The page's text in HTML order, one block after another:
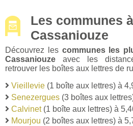
Les communes
Cassaniouze
Découvrez les communes les
Cassaniouze avec les
retrouver les boîtes aux lettres de
Vieillevie (1 boîte aux lettres) à
Senezergues (3 boîtes aux
Calvinet(1 boîte aux lettres) à
Mourjou (2 boîtes aux lettres) à